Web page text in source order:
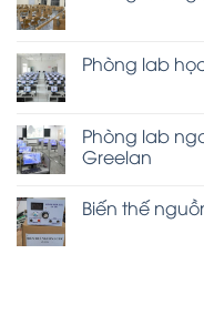
Phòng lab
Phòng lab
Greelan
Biến thế